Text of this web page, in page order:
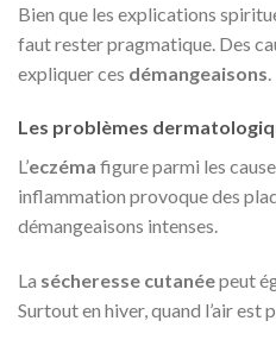
Bien que les explications
faut rester pragmatique. Des
expliquer ces démangeaisons
Les problèmes
L’eczéma figure parmi les
inflammation provoque des
démangeaisons intenses.
La sécheresse cutanéepeut
Surtout en hiver, quand l’air est